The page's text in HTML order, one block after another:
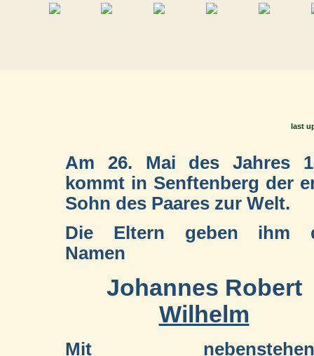
last
Am 26. Mai des Jahres
kommt in Senftenberg der
Sohn des Paares zur Welt.
Die Eltern geben ihm
Namen
Johannes Robert
Wilhelm
Mit